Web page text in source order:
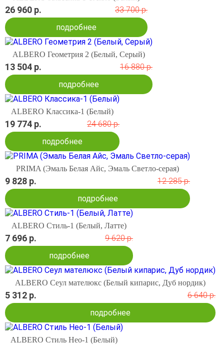
26 960 р.
33 700 р.
подробнее
ALBERO Геометрия 2 (Белый, Серый)
13 504 р.
16 880 р.
подробнее
ALBERO Классика-1 (Белый)
19 774 р.
24 680 р.
подробнее
PRIMA (Эмаль Белая Айс, Эмаль Светло-серая)
9 828 р.
12 285 р.
подробнее
ALBERO Стиль-1 (Белый, Латте)
7 696 р.
9 620 р.
подробнее
ALBERO Сеул мателюкс (Белый кипарис, Дуб нордик)
5 312 р.
6 640 р.
подробнее
ALBERO Стиль Нео-1 (Белый)